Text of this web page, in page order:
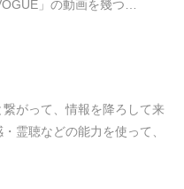
」の動画を幾つ…
がって、情報を降ろして来
霊聴などの能力を使って、